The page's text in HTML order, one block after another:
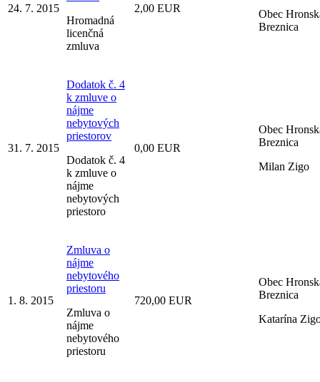
24. 7. 2015
Hromadná
licenčná
zmluva
2,00 EUR
Obec
Breznica
31. 7. 2015
Dodatok č. 4
k zmluve o
nájme
nebytových
priestorov
Dodatok č. 4
k zmluve o
nájme
nebytových
priestoro
0,00 EUR
Obec
Breznica
Milan Zigo
1. 8. 2015
Zmluva o
nájme
nebytového
priestoru
Zmluva o
nájme
nebytového
priestoru
720,00 EUR
Obec
Breznica
Katarína